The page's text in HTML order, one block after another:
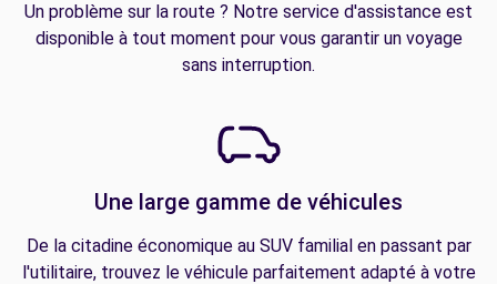
Un problème sur la route ? Notre service d'assistance est
disponible à tout moment pour vous garantir un voyage
sans interruption.
Une large gamme de véhicules
De la citadine économique au SUV familial en passant par
l'utilitaire, trouvez le véhicule parfaitement adapté à votre